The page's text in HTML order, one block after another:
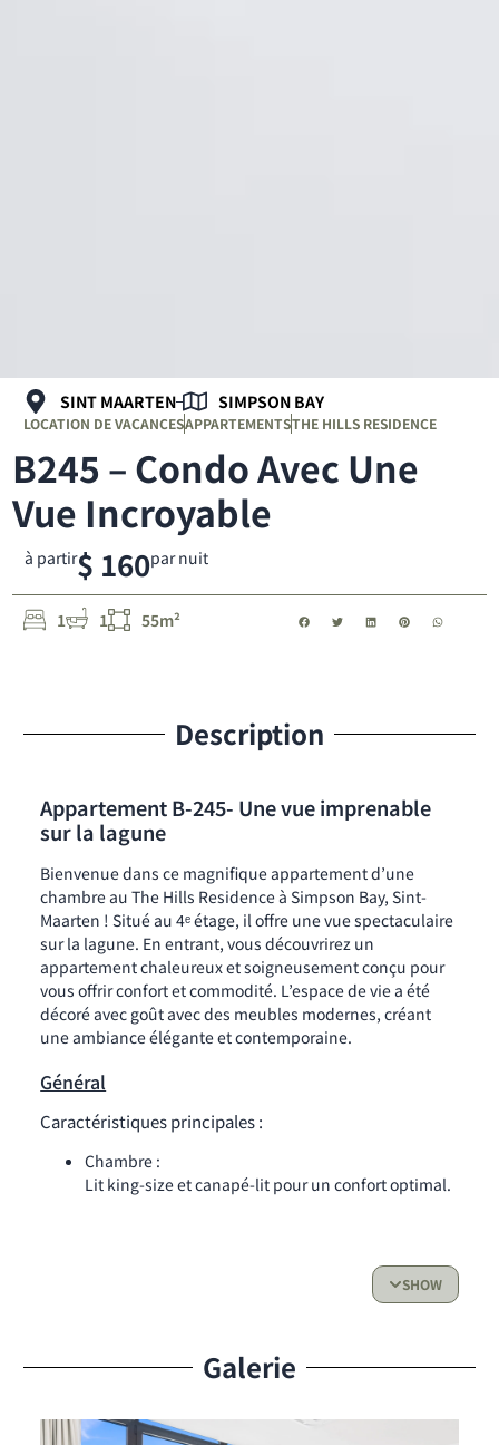
1 1 55m²
à partir$ 160par nuit
B245 – Condo Avec Une
Vue Incroyable
SINT MAARTEN SIMPSON BAY
LOCATION DE VACANCESAPPARTEMENTSTHE HILLS RESIDENCE
Description
Appartement B-245- Une vue imprenable
sur la lagune
Bienvenue dans ce magnifique appartement d’une
chambre au The Hills Residence à Simpson Bay, Sint-
Maarten ! Situé au 4ᵉ étage, il offre une vue spectaculaire
sur la lagune. En entrant, vous découvrirez un
appartement chaleureux et soigneusement conçu pour
vous offrir confort et commodité. L’espace de vie a été
décoré avec goût avec des meubles modernes, créant
une ambiance élégante et contemporaine.
Général
Caractéristiques principales :
Chambre :
Lit king-size et canapé-lit pour un confort optimal.
Nespresso.
Espace de vie et accès extérieur :
SHOW
Galerie